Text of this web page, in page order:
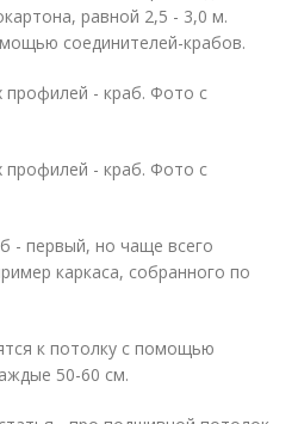
равной 2,5 - 3,0 м.
соединителей-крабов.
профилей - краб. Фото с
профилей - краб. Фото с
- первый, но чаще всего
каркаса, собранного по
к потолку с помощью
50-60 см.